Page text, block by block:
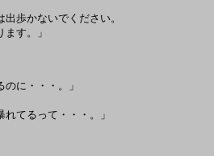
歩かないでください。
す。」
に・・・。」
てるって・・・。」